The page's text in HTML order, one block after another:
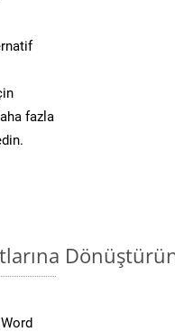
fazla
Dönüştürün